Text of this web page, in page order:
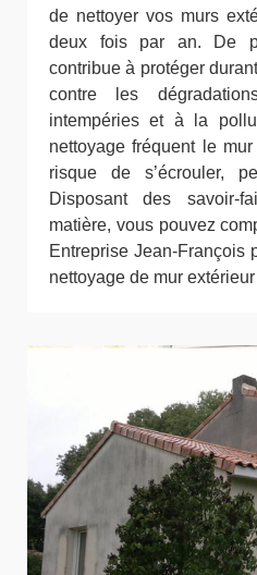
de nettoyer vos murs
deux fois par an. De
contribue à protéger
contre les
intempéries et à la
nettoyage fréquent le
risque de s’écrouler,
Disposant des savoir-
matière, vous pouvez
Entreprise Jean-François
nettoyage de mur